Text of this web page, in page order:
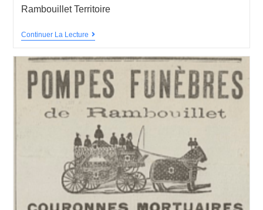
Rambouillet Territoire
Continuer La Lecture